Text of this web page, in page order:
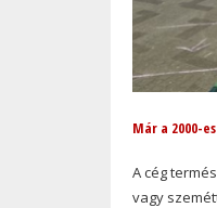
Már a 2000-
A cég
vagy